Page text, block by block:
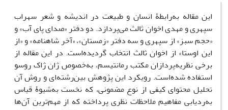
این مقاله به‌رابطۀ انسان و طبیعت در اندیشه و شعر سهراب
سپهری و مهدی اخوان ثالث می‌پردازد. دو دفتر «صدای پای آب» و
«حجم سبز» از سپهری و سه دفتر «زمستان»، «آخر شاهنامه» و «از
این اوستا» از اخوان ثالث انتخاب گردیده‌است. در این مقاله از
برخی نظریه‌پردازان مکتب رمانتیسم، به‌خصوص ژان ژاک روسو
استفاده شده‌است. رویکرد این پژوهش بین‌رشته‌ای و روش آن
تحلیل محتوای کیفی از نوع مضمونی، که نخست به‌شیوۀ قیاس
به‌ردیابی مفاهیم ملاحظات نظری پرداخته که از مهم‌ترین آن‌ها